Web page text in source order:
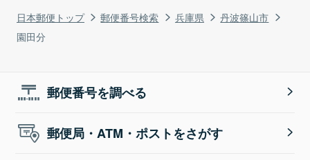
日本郵便トップ 郵便番号検索 兵庫県
丹波篠山市
園田分
郵便番号を調べる
郵便局・ATM・ポストをさがす